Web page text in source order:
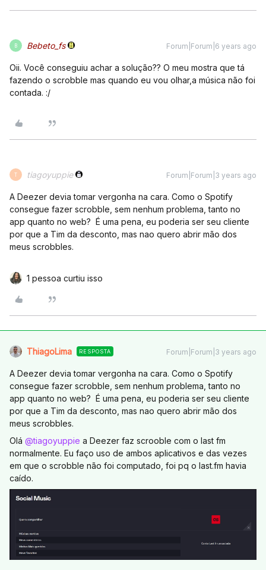
B Bebeto_fs Forum|Forum|6 years ago
Oii. Você conseguiu achar a solução?? O meu mostra que tá
fazendo o scrobble mas quando eu vou olhar,a música não foi
contada. :/
T tiagoyuppie Forum|Forum|3 years ago
A Deezer devia tomar vergonha na cara. Como o Spotify
consegue fazer scrobble, sem nenhum problema, tanto no
app quanto no web? É uma pena, eu poderia ser seu cliente
por que a Tim da desconto, mas nao quero abrir mão dos
meus scrobbles.
1 pessoa curtiu isso
ThiagoLima RESPOSTA Forum|Forum|3 years ago
A Deezer devia tomar vergonha na cara. Como o Spotify
consegue fazer scrobble, sem nenhum problema, tanto no
app quanto no web? É uma pena, eu poderia ser seu cliente
por que a Tim da desconto, mas nao quero abrir mão dos
meus scrobbles.
Olá @tiagoyuppie a Deezer faz scrooble com o last fm
normalmente. Eu faço uso de ambos aplicativos e das vezes
em que o scrobble não foi computado, foi pq o last.fm havia
caído.